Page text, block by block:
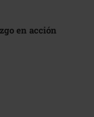
en acción